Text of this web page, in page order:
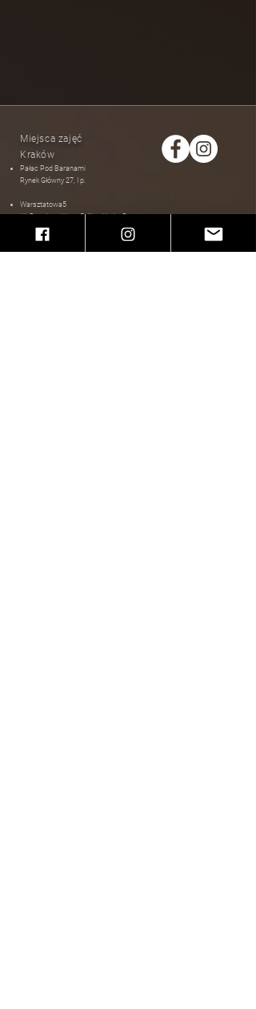
Miejsca zajęć
Kraków
Pałac Pod Baranami
Rynek Główny 27, I p.
Warsztatowa5
Ul. Dunajewskiego 5​​, III p., klatka D
Rynek Główny 39, II p.